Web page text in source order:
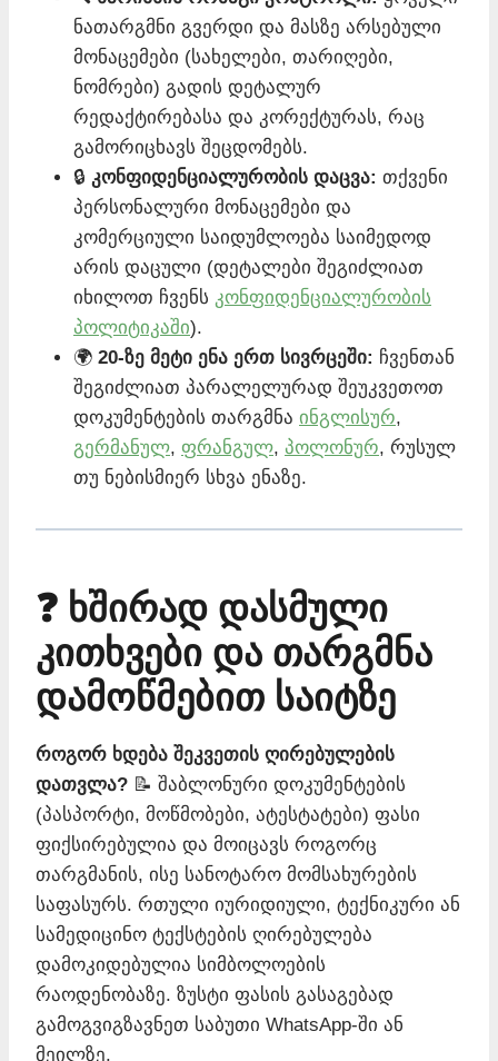
ნათარგმნი გვერდი და მასზე არსებული
მონაცემები (სახელები, თარიღები,
ნომრები) გადის დეტალურ
რედაქტირებასა და კორექტურას, რაც
გამორიცხავს შეცდომებს.
🔒 კონფიდენციალურობის დაცვა: თქვენი
პერსონალური მონაცემები და
კომერციული საიდუმლოება საიმედოდ
არის დაცული (დეტალები შეგიძლიათ
იხილოთ ჩვენს კონფიდენციალურობის
პოლიტიკაში).
🌍 20-ზე მეტი ენა ერთ სივრცეში: ჩვენთან
შეგიძლიათ პარალელურად შეუკვეთოთ
დოკუმენტების თარგმნა ინგლისურ,
გერმანულ, ფრანგულ, პოლონურ, რუსულ
თუ ნებისმიერ სხვა ენაზე.
❓ ხშირად დასმული
კითხვები და თარგმნა
დამოწმებით საიტზე
როგორ ხდება შეკვეთის ღირებულების
დათვლა? 📝 შაბლონური დოკუმენტების
(პასპორტი, მოწმობები, ატესტატები) ფასი
ფიქსირებულია და მოიცავს როგორც
თარგმანის, ისე სანოტარო მომსახურების
საფასურს. რთული იურიდიული, ტექნიკური ან
სამედიცინო ტექსტების ღირებულება
დამოკიდებულია სიმბოლოების
რაოდენობაზე. ზუსტი ფასის გასაგებად
გამოგვიგზავნეთ საბუთი WhatsApp-ში ან
მეილზე.